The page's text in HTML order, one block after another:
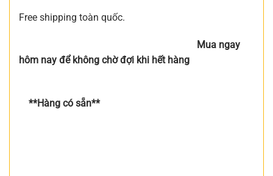
Free shipping toàn quốc.
Mua ngay
hôm nay để không chờ đợi khi hết hàng
**Hàng có sẵn**